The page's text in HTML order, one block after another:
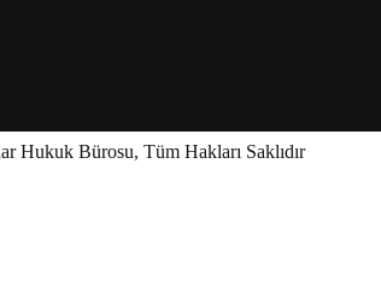
Hukuk Bürosu, Tüm Hakları Saklıdır